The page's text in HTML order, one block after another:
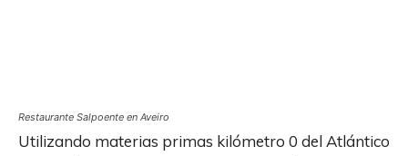
Restaurante Salpoente en Aveiro
Utilizando materias primas kilómetro 0 del Atlántico